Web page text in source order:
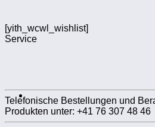
[yith_wcwl_wishlist]
Service
Telefonische Bestellungen und
Produkten unter: +41 76 307 48 46